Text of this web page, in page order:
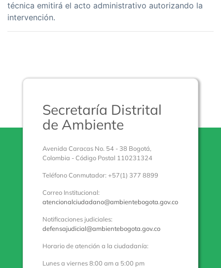
técnica emitirá el acto administrativo autorizando la
intervención.
Secretaría Distrital
de Ambiente
Avenida Caracas No. 54 - 38 Bogotá,
Colombia - Código Postal 110231324
Teléfono Conmutador: +57(1) 377 8899
Correo Institucional:
atencionalciudadano@ambientebogota.gov.co
Notificaciones judiciales:
defensajudicial@ambientebogota.gov.co
Horario de atención a la ciudadanía:
Lunes a viernes 8:00 am a 5:00 pm